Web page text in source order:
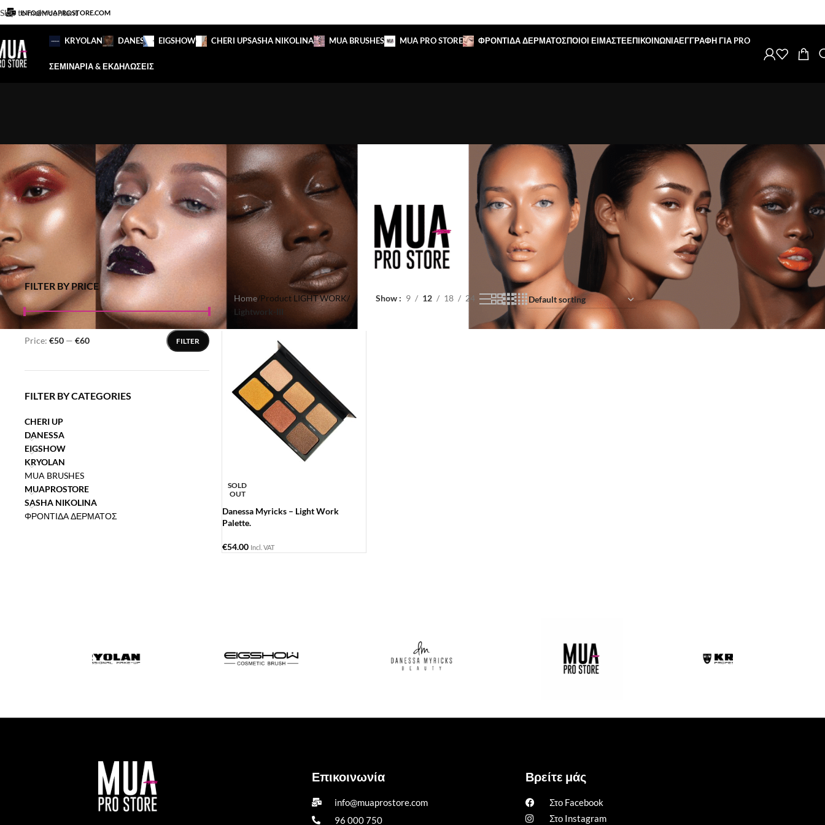
Skip to main content
INFO@MUAPROSTORE.COM
KRYOLAN DANESSA EIGSHOW CHERI UPSASHA NIKOLINA MUA BRUSHES MUA PRO STORE ΦΡΟΝΤΙΔΑ ΔΕΡΜΑΤΟΣΠΟΙΟΙ ΕΙΜΑΣΤΕΕΠΙΚΟΙΝΩΝΙΑΕΓΓΡΑΦΗ ΓΙΑ PRO
ΣΕΜΙΝΑΡΙΑ & ΕΚΔΗΛΩΣΕΙΣ
FILTER BY PRICE
FILTER
Price: €50 — €60
FILTER BY CATEGORIES
CHERI UP
DANESSA
EIGSHOW
KRYOLAN
MUA BRUSHES
MUAPROSTORE
SASHA NIKOLINA
ΦΡΟΝΤΙΔΑ ΔΕΡΜΑΤΟΣ
Home/Product LIGHT WORK/
Lightwork-III
Show 9 12 18 24
SOLD
OUT
Danessa Myricks – Light Work
Palette.
€54.00 Incl. VAT
Επικοινωνία
info@muaprostore.com
96 000 750
Βρείτε μάς
Στο Facebook
Στο Instagram